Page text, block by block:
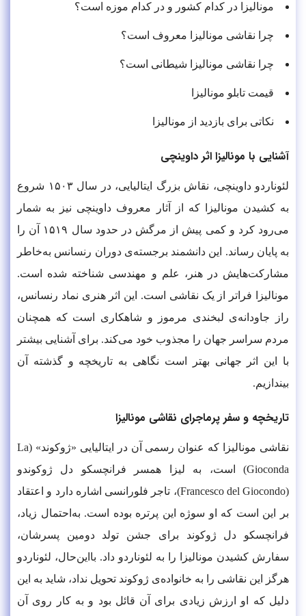
مونالیزا در کدام کشور و در کدام موزه است؟
چرا نقاشی مونالیزا معروف است؟
چرا نقاشی مونالیزا شیطانی است؟
قیمت تابلو مونالیزا
نکاتی برای بازدید از مونالیزا
آشنایی با مونالیزا اثر داوینچی
لئوناردو داوینچی، نقاش بزرگ ایتالیایی، در سال ۱۵۰۳ شروع
به کشیدن مونالیزا که از آثار معروف داوینچی نیز به شمار
می‌رود کرد و کمی پیش از مرگش در حدود سال ۱۵۱۹ آن را
به پایان رساند. این دانشمند برجسته‌ی دوران رنسانس به‌خاطر
مشارکت‌هایش در هنر، علم و مهندسی شناخته شده است.
مونالیزا فراتر از یک نقاشی است. این اثر هنری نماد رنسانس،
راز جاودانه‌ی لبخندی مرموز و شاهکاری است که همچنان
مردم سراسر جهان را مجذوب خود می‌کند. برای آشنایی بیشتر
با این اثر جهانی بهتر است نگاهی به تاریخچه و گذشته آن
بیندازیم.
تاریخچه و سفر پرماجرای نقاشی مونالیزا
نقاشی مونالیزا که عنوان رسمی آن در ایتالیایی «ژوکوند» (La
Gioconda) است، به لیزا همسر فرانچسکو دل ژوکوندو
(Francesco del Giocondo)، تاجر فلورانسی اشاره دارد و اعتقاد
بر این است که او سوژه این پرتره بوده است. به‌احتمال زیاد،
فرانچسکو دل ژوکوند برای جشن تولد دومین پسرشان،
سفارش کشیدن مونالیزا را به لئوناردو داد. بااین‌حال، لئوناردو
هرگز این نقاشی را به خانواده‌ی ژوکوند تحویل نداد، شاید به این
دلیل که او ارزش زیادی برای آن قائل بود و به کار روی آن